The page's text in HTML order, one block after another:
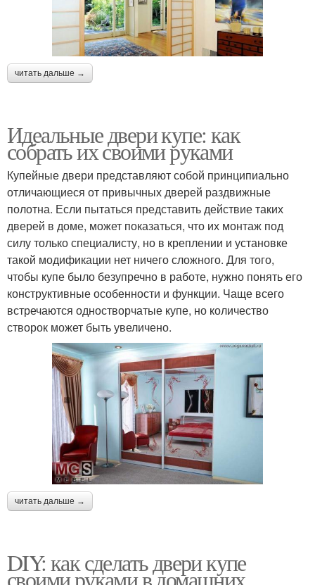
читать дальше →
Идеальные двери купе: как
собрать их своими руками
Купейные двери представляют собой принципиально
отличающиеся от привычных дверей раздвижные
полотна. Если пытаться представить действие таких
дверей в доме, может показаться, что их монтаж под
силу только специалисту, но в креплении и установке
такой модификации нет ничего сложного. Для того,
чтобы купе было безупречно в работе, нужно понять его
конструктивные особенности и функции. Чаще всего
встречаются одностворчатые купе, но количество
створок может быть увеличено.
читать дальше →
DIY: как сделать двери купе
своими руками в домашних